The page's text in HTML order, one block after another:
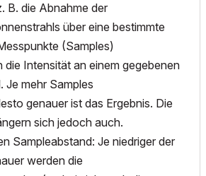
B. die Abnahme der
über eine bestimmte
(Samples)
die Intensität an einem gegebenen
Je mehr Samples
genauer ist das Ergebnis. Die
sich jedoch auch.
Sampleabstand: Je niedriger der
werden die